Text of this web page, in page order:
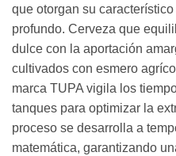
que otorgan su
profundo. Cerveza que
dulce con la aportación
cultivados con esmero
marca TUPA vigila los
tanques para optimizar la
proceso se desarrolla a
matemática, garantizando